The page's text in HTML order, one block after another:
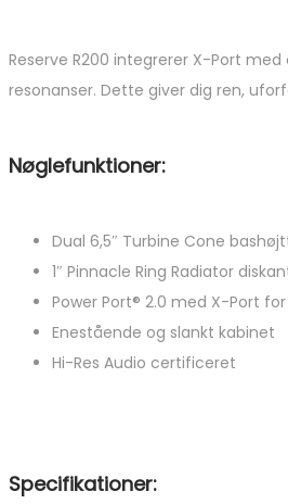
Reserve R200 integrerer X-Port
resonanser. Dette giver dig ren,
Nøglefunktioner:
Dual 6,5″ Turbine Cone
1″ Pinnacle Ring Radiator
Power Port® 2.0 med X-Port
Enestående og slankt kabinet
Hi-Res Audio certificeret
Specifikationer: